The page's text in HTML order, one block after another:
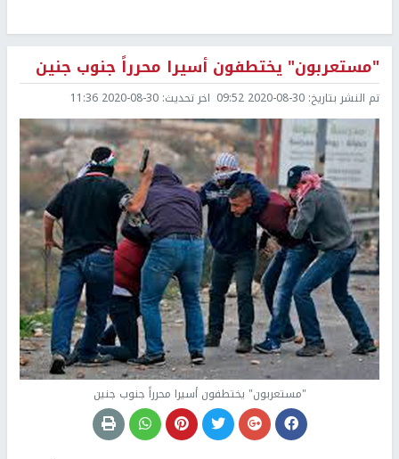
"مستعربون" يختطفون أسيرا محرراً جنوب جنين
تم النشر بتاريخ: 2020-08-30 09:52 اخر تحديث: 2020-08-30 11:36
"مستعربون" يختطفون أسيرا محرراً جنوب جنين